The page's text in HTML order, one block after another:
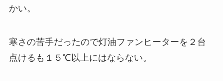
かい。
寒さの苦手だったので灯油ファンヒーターを２台
点けるも１５℃以上にはならない。